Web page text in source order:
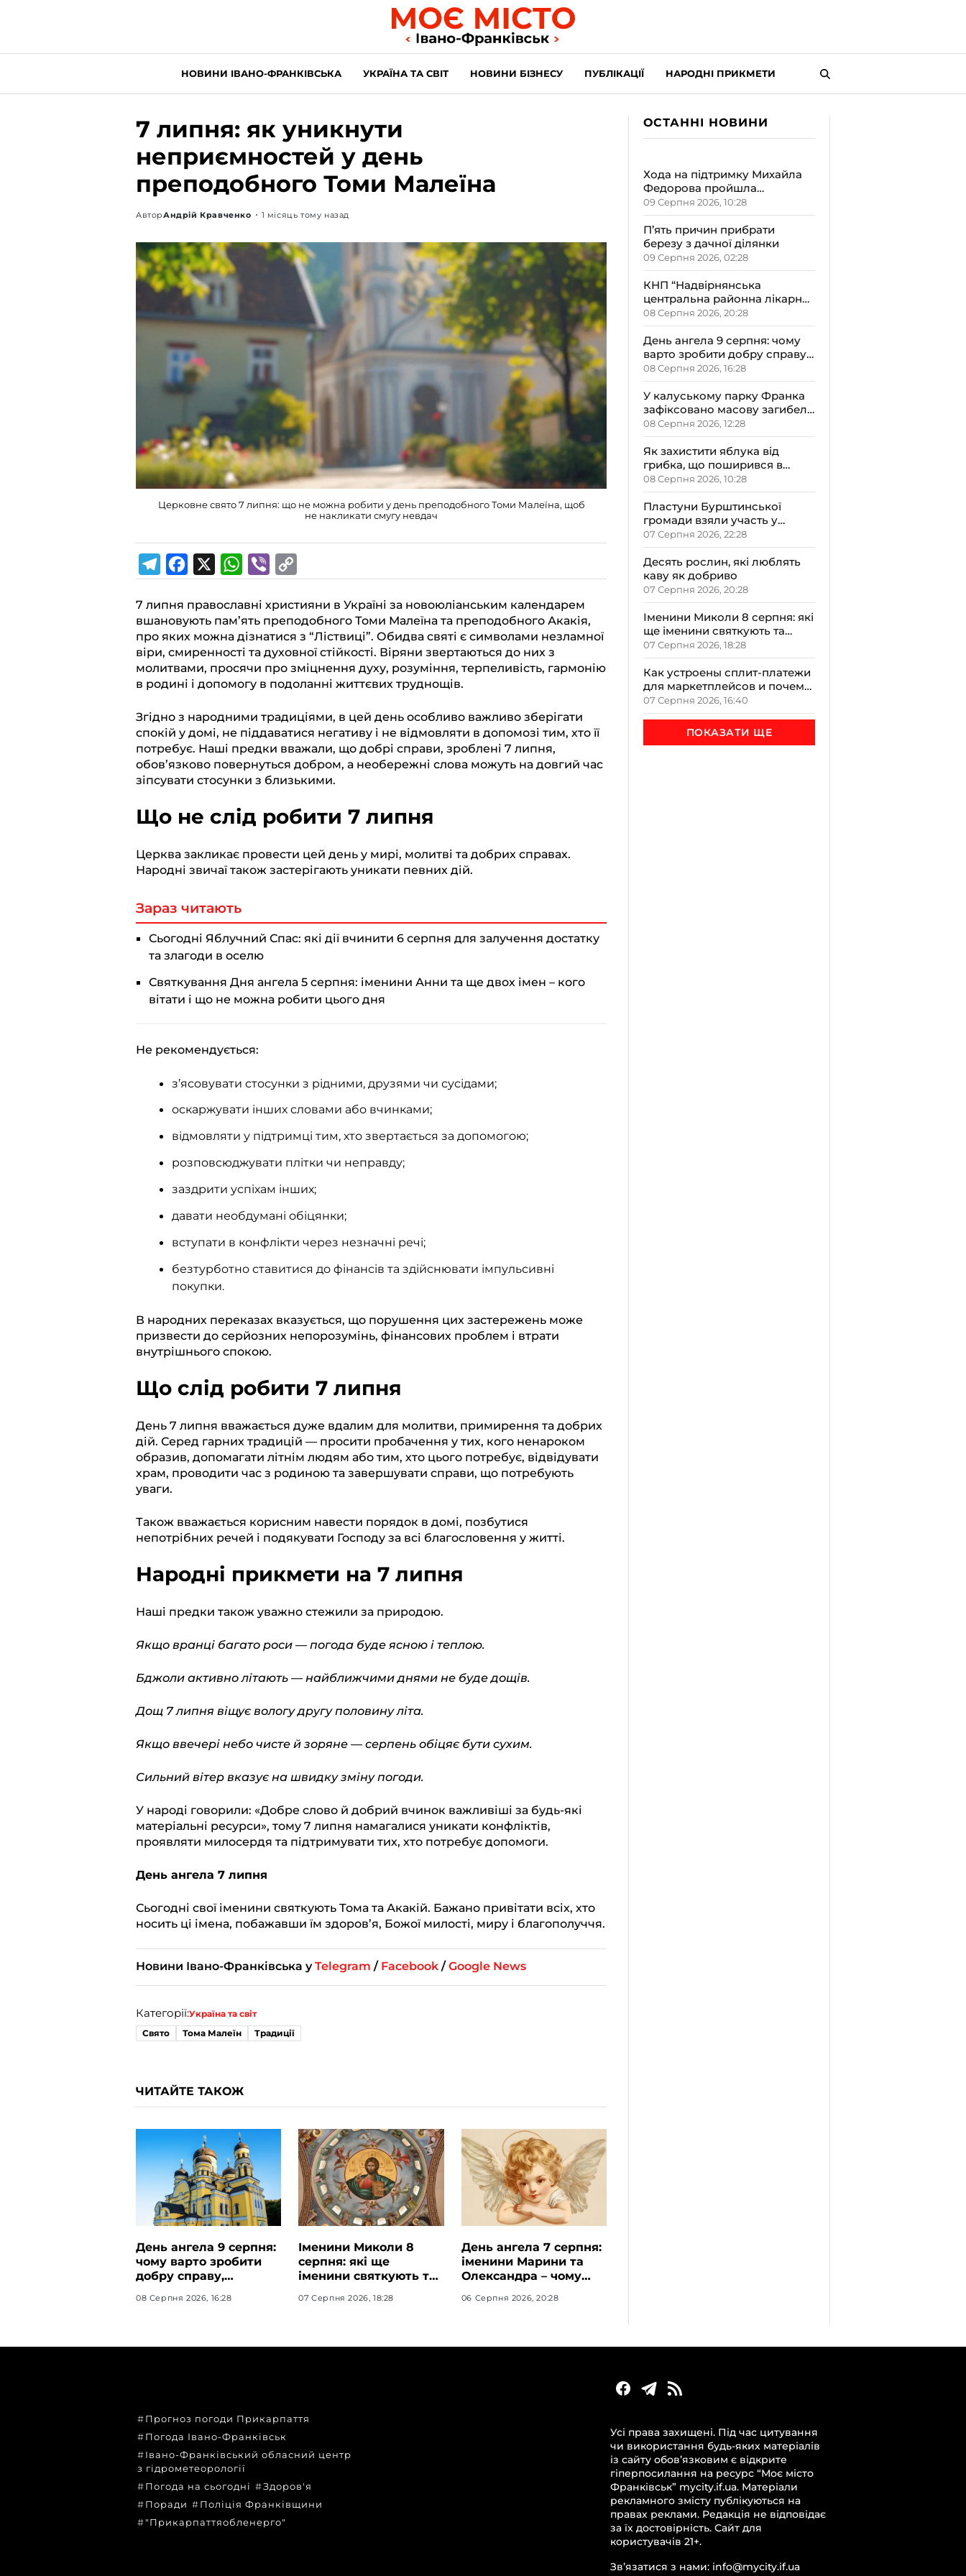
НОВИНИ ІВАНО-ФРАНКІВСЬКА УКРАЇНА ТА СВІТ НОВИНИ БІЗНЕСУ ПУБЛІКАЦІЇ НАРОДНІ ПРИКМЕТИ
7 липня: як уникнути
неприємностей у день
преподобного Томи Малеїна
АвторАндрій Кравченко 1 місяць тому назад
Церковне свято 7 липня: що не можна робити у день преподобного Томи Малеїна, щоб
не накликати смугу невдач
e
l
e
g
a
m
a
c
e
b
o
o
k
h
a
t
s
p
p
i
b
e
r
o
p
y
L
n
k
7 липня православні християни в Україні за новоюліанським календарем
вшановують пам’ять преподобного Томи Малеїна та преподобного Акакія,
про яких можна дізнатися з “Ліствиці”. Обидва святі є символами незламної
віри, смиренності та духовної стійкості. Віряни звертаються до них з
молитвами, просячи про зміцнення духу, розуміння, терпеливість, гармонію
в родині і допомогу в подоланні життєвих труднощів.
Згідно з народними традиціями, в цей день особливо важливо зберігати
спокій у домі, не піддаватися негативу і не відмовляти в допомозі тим, хто її
потребує. Наші предки вважали, що добрі справи, зроблені 7 липня,
обов’язково повернуться добром, а необережні слова можуть на довгий час
зіпсувати стосунки з близькими.
Що не слід робити 7 липня
Церква закликає провести цей день у мирі, молитві та добрих справах.
Народні звичаї також застерігають уникати певних дій.
Зараз читають
Сьогодні Яблучний Спас: які дії вчинити 6 серпня для залучення достатку
та злагоди в оселю
Святкування Дня ангела 5 серпня: іменини Анни та ще двох імен – кого
вітати і що не можна робити цього дня
Не рекомендується:
з’ясовувати стосунки з рідними, друзями чи сусідами;
оскаржувати інших словами або вчинками;
відмовляти у підтримці тим, хто звертається за допомогою;
розповсюджувати плітки чи неправду;
заздрити успіхам інших;
давати необдумані обіцянки;
вступати в конфлікти через незначні речі;
безтурботно ставитися до фінансів та здійснювати імпульсивні
покупки.
В народних переказах вказується, що порушення цих застережень може
призвести до серйозних непорозумінь, фінансових проблем і втрати
внутрішнього спокою.
Що слід робити 7 липня
День 7 липня вважається дуже вдалим для молитви, примирення та добрих
дій. Серед гарних традицій — просити пробачення у тих, кого ненароком
образив, допомагати літнім людям або тим, хто цього потребує, відвідувати
храм, проводити час з родиною та завершувати справи, що потребують
уваги.
Також вважається корисним навести порядок в домі, позбутися
непотрібних речей і подякувати Господу за всі благословення у житті.
Народні прикмети на 7 липня
Наші предки також уважно стежили за природою.
Якщо вранці багато роси — погода буде ясною і теплою.
Бджоли активно літають — найближчими днями не буде дощів.
Дощ 7 липня віщує вологу другу половину літа.
Якщо ввечері небо чисте й зоряне — серпень обіцяє бути сухим.
Сильний вітер вказує на швидку зміну погоди.
У народі говорили: «Добре слово й добрий вчинок важливіші за будь-які
матеріальні ресурси», тому 7 липня намагалися уникати конфліктів,
проявляти милосердя та підтримувати тих, хто потребує допомоги.
День ангела 7 липня
Сьогодні свої іменини святкують Тома та Акакій. Бажано привітати всіх, хто
носить ці імена, побажавши їм здоров’я, Божої милості, миру і благополуччя.
Новини Івано-Франківська уTelegram / Facebook /Google News
Категорії:Україна та світ
Свято
Тома Малеїн Традиції
ЧИТАЙТЕ ТАКОЖ
День ангела 9 серпня:
чому варто зробити
добру справу,
Пантелеймона,
08 Серпня 2026, 16:28
Іменини Миколи 8
серпня: які ще
іменини святкують та
народними
07 Серпня 2026, 18:28
День ангела 7 серпня:
іменини Марини та
Олександра – чому
в сімейному колі
06 Серпня 2026, 20:28
ОСТАННІ НОВИНИ
Хода на підтримку Михайла
Федорова пройшла
Середмістям Івано-
Франківська
09 Серпня 2026, 10:28
П’ять причин прибрати
березу з дачної ділянки
09 Серпня 2026, 02:28
КНП “Надвірнянська
центральна районна лікарня”
розширила відділення
реабілітації на 20 додаткових
ліжок
08 Серпня 2026, 20:28
День ангела 9 серпня: чому
варто зробити добру справу,
святкуючи Пантелеймона,
Миколи та Саву
08 Серпня 2026, 16:28
У калуському парку Франка
зафіксовано масову загибель
качок: можливе отруєння
озера хімікатами
08 Серпня 2026, 12:28
Як захистити яблука від
грибка, що поширився в
Україні
08 Серпня 2026, 10:28
Пластуни Бурштинської
громади взяли участь у
вишкільному таборі
«Гарт-2026»
07 Серпня 2026, 22:28
Десять рослин, які люблять
каву як добриво
07 Серпня 2026, 20:28
Іменини Миколи 8 серпня: які
ще іменини святкують та
якою буде осінь за
народними прикметами
07 Серпня 2026, 18:28
Как устроены сплит-платежи
для маркетплейсов и почему
это важно
07 Серпня 2026, 16:40
ПОКАЗАТИ ЩЕ
Прогноз погоди Прикарпаття
Погода Івано-Франківськ
Івано-Франківський обласний центр
з гідрометеорології
Погода на сьогодні
Здоров'я
Поради
Поліція Франківщини
"Прикарпаттяобленерго"
Усі права захищені. Під час цитування
чи використання будь-яких матеріалів
із сайту обов’язковим є відкрите
гіперпосилання на ресурс “Моє місто
Франківськ” mycity.if.ua. Матеріали
рекламного змісту публікуються на
правах реклами. Редакція не відповідає
за їх достовірність. Сайт для
користувачів 21+.
Зв’язатися з нами: info@mycity.if.ua